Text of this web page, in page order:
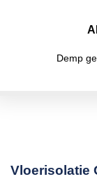
Demp
Vloerisolatie